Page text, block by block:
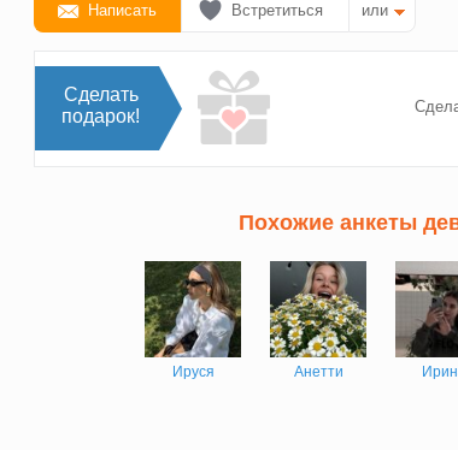
Написать Встретиться или
Сделать
подарок!
Похожие анкеты
Ируся Анетти